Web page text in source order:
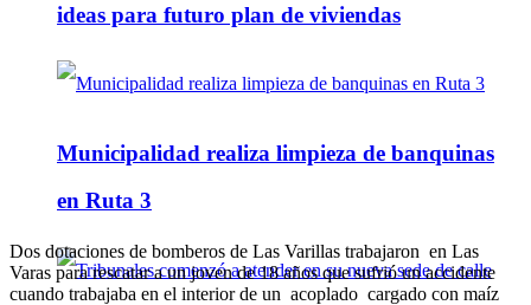
ideas para futuro plan de viviendas
Municipalidad realiza limpieza de banquinas
en Ruta 3
Dos dotaciones de bomberos de Las Varillas trabajaron en Las
Varas para rescatar a un joven de 18 años que sufrió un accidente
cuando trabajaba en el interior de un acoplado cargado con maíz